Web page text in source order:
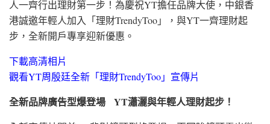
人一齊行出理財第一步！為慶祝YT擔任品牌大使，中銀香
港誠邀年輕人加入「理財TrendyToo」，與YT一齊理財起
步， 全新開戶專享迎新優惠。
下載高清相片
觀看YT周殷廷全新「理財TrendyToo」宣傳片
全新品牌廣告型爆登場 YT瀟灑與年輕人理財起步！